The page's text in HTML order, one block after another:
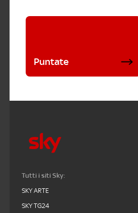
Puntate
Tutti i siti Sky:
SKY ARTE
SKY TG24